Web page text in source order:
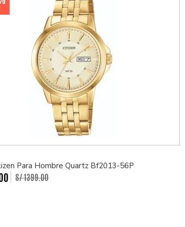
Para Hombre Quartz Bf2013-56P
S/1399.00